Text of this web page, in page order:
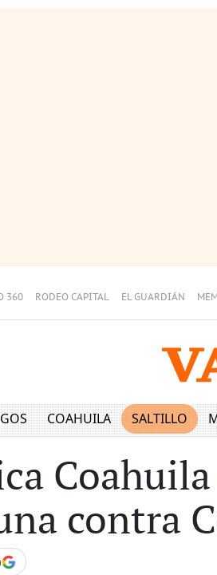
360 RODEO CAPITAL EL GUARDIÁN
COAHUILA SALTILLO
contra